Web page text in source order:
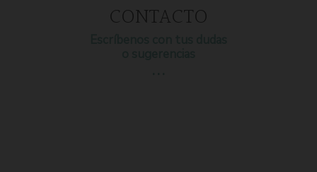
CONTACTO